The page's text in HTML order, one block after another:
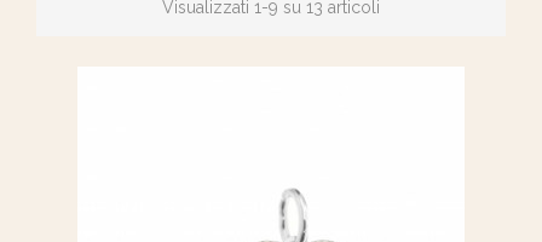
Visualizzati 1-9 su 13 articoli